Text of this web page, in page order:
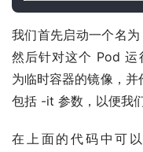
我们首先启动一个名
然后针对这个 Pod
为临时容器的镜像，
包括 -it 参数，以便我
在上面的代码中可